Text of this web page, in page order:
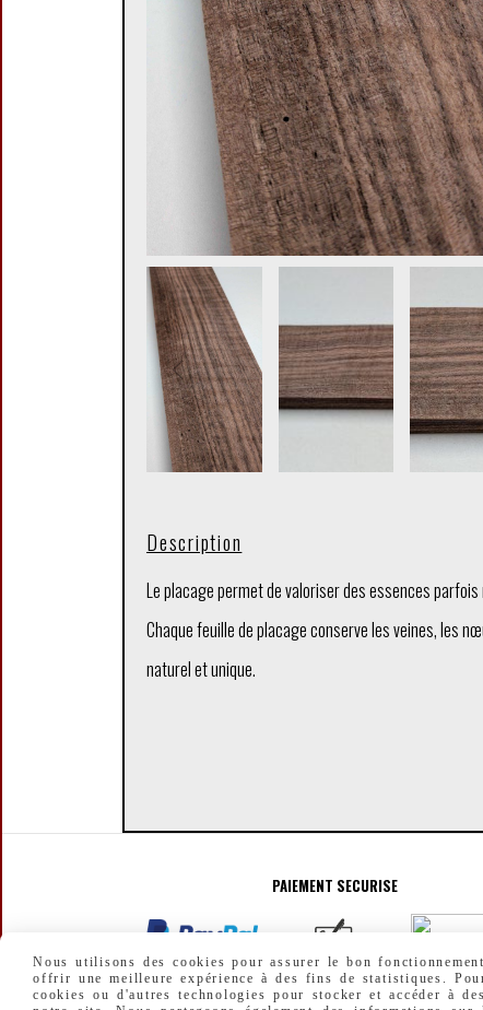
Description
Le placage permet de valoriser des essences
Chaque feuille de placage conserve les veines, les
naturel et unique.
PAIEMENT SECURISE
Nous utilisons des cookies pour assurer le bon
offrir une meilleure expérience à des fins de statistiques.
cookies ou d'autres technologies pour stocker et accéder à